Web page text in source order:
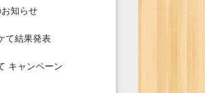
知らせ
て結果発表
キャンペーン